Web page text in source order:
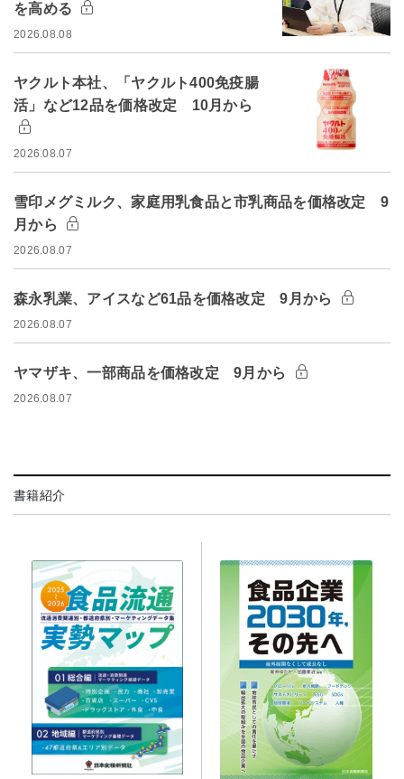
を高める
2026.08.08
ヤクルト本社、「ヤクルト400免疫腸
活」など12品を価格改定 10月から
2026.08.07
雪印メグミルク、家庭用乳食品と市乳商品を価格改定 9
月から
2026.08.07
森永乳業、アイスなど61品を価格改定 9月から
2026.08.07
ヤマザキ、一部商品を価格改定 9月から
2026.08.07
書籍紹介